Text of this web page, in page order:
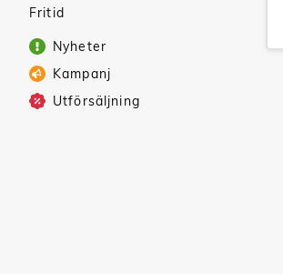
Fritid
Nyheter
Kampanj
Utförsäljning